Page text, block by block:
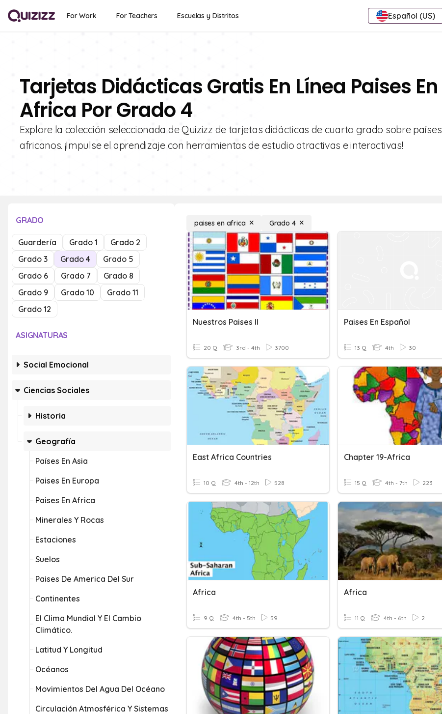
For Work For Teachers Escuelas y Distritos Español (US)
Tarjetas Didácticas Gratis En Línea Paises En
Africa Por Grado 4
Explore la colección seleccionada de Quizizz de tarjetas didácticas de cuarto grado sobre países
africanos. ¡Impulse el aprendizaje con herramientas de estudio atractivas e interactivas!
GRADO
Guardería Grado 1
Grado 2
Grado 3
Grado 4
Grado 5
Grado 6
Grado 7
Grado 8
Grado 9
Grado 10
Grado 11
Grado 12
ASIGNATURAS
Social Emocional
Ciencias Sociales
Historia
Geografía
Países En Asia
Paises En Europa
Paises En Africa
Minerales Y Rocas
Estaciones
Suelos
Paises De America Del Sur
Continentes
El Clima Mundial Y El Cambio
Climático.
Latitud Y Longitud
Océanos
Movimientos Del Agua Del Océano
Circulación Atmosférica Y Sistemas
paises en africa Grado 4
Nuestros Paises II
20 Q 3rd - 4th 3700
Paises En Español
13 Q 4th 30
East Africa Countries
10 Q 4th - 12th 528
Chapter 19-Africa
15 Q 4th - 7th 223
Africa
9 Q 4th - 5th 59
Africa
11 Q 4th - 6th 2